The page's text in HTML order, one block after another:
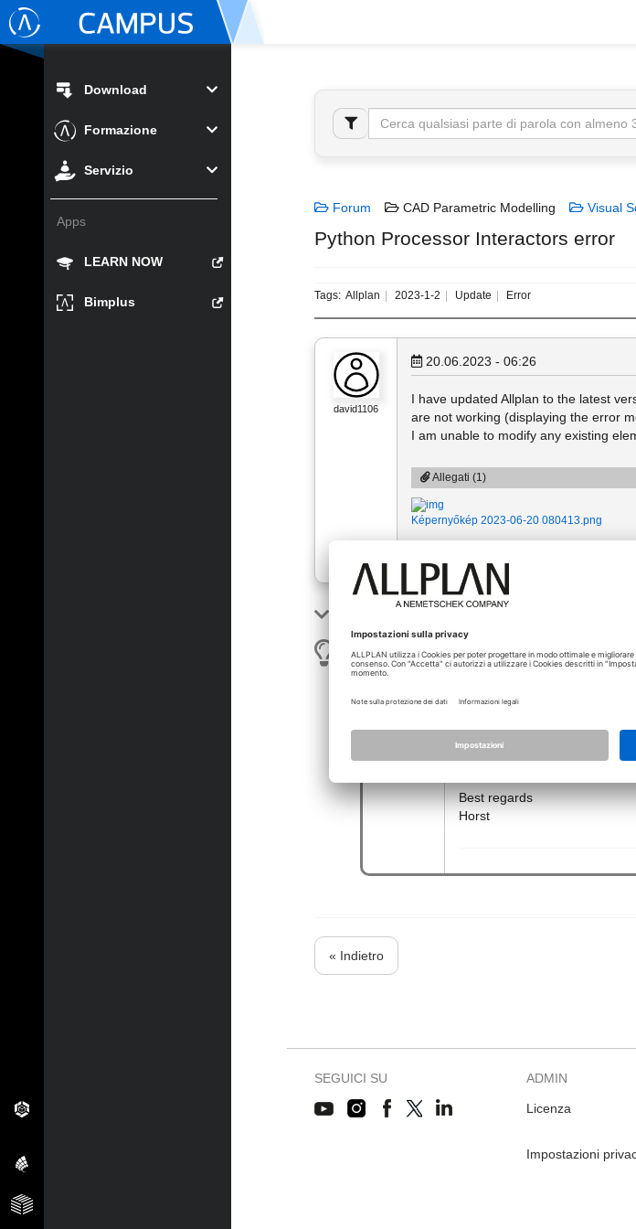
Download
Formazione
Servizio
Apps
LEARN NOW
Bimplus
Forum CAD Parametric Modelling Visual
Python Processor Interactors error
Tags: Allplan 2023-1-2 Update Error
david1106
20.06.2023 - 06:26
I have updated Allplan to the latest
are not working (displaying the error
I am unable to modify any existing
Allegati (1)
Képernyőkép 2023-06-20 080413.png
horst_hohm…
20.06.2023 - 09:54 * [Post
Hi,
there is a problem with the
Allplan 2023-1-2.
Best regards
Horst
« Indietro
SEGUICI SU ADMIN
Licenza
Impostazioni